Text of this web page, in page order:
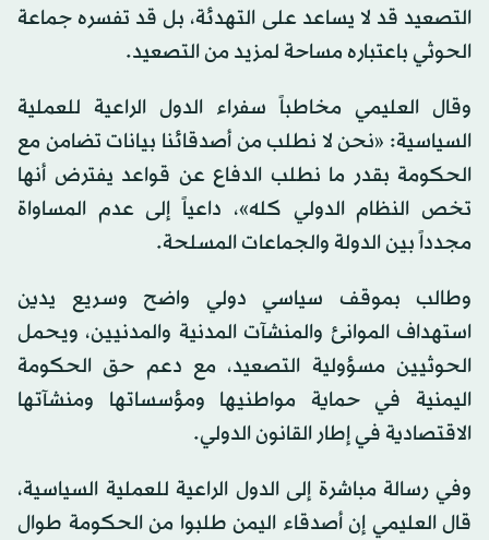
التصعيد قد لا يساعد على التهدئة، بل قد تفسره جماعة
الحوثي باعتباره مساحة لمزيد من التصعيد.
وقال العليمي مخاطباً سفراء الدول الراعية للعملية
السياسية: «نحن لا نطلب من أصدقائنا بيانات تضامن مع
الحكومة بقدر ما نطلب الدفاع عن قواعد يفترض أنها
تخص النظام الدولي كله»، داعياً إلى عدم المساواة
مجدداً بين الدولة والجماعات المسلحة.
وطالب بموقف سياسي دولي واضح وسريع يدين
استهداف الموانئ والمنشآت المدنية والمدنيين، ويحمل
الحوثيين مسؤولية التصعيد، مع دعم حق الحكومة
اليمنية في حماية مواطنيها ومؤسساتها ومنشآتها
الاقتصادية في إطار القانون الدولي.
وفي رسالة مباشرة إلى الدول الراعية للعملية السياسية،
قال العليمي إن أصدقاء اليمن طلبوا من الحكومة طوال